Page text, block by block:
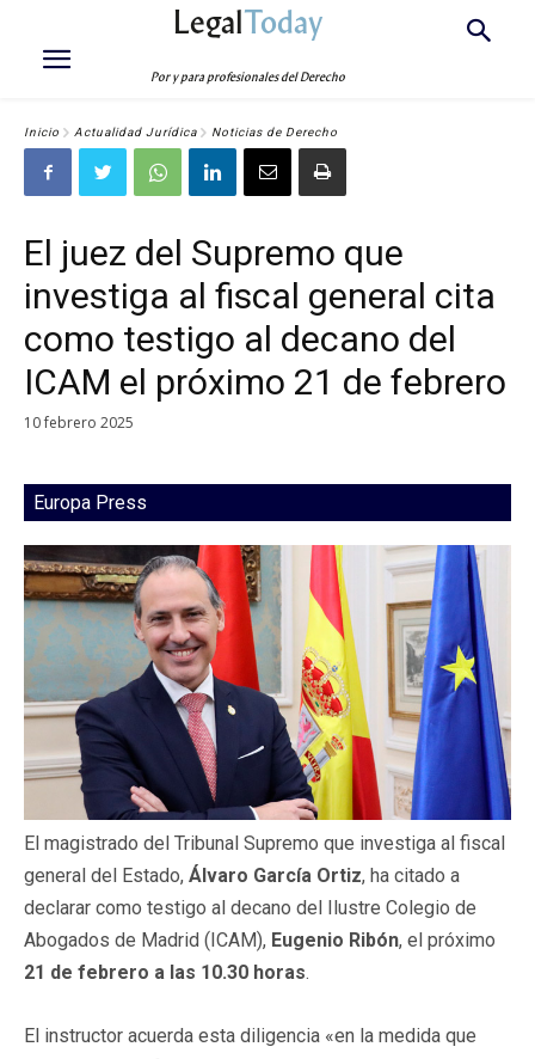
LegalToday
Por y para profesionales del Derecho
Inicio Actualidad Jurídica Noticias de Derecho
El juez del Supremo que
investiga al fiscal general cita
como testigo al decano del
ICAM el próximo 21 de febrero
10 febrero 2025
Europa Press
El magistrado del Tribunal Supremo que investiga al fiscal
general del Estado, Álvaro García Ortiz, ha citado a
declarar como testigo al decano del Ilustre Colegio de
Abogados de Madrid (ICAM), Eugenio Ribón, el próximo
21 de febrero a las 10.30 horas.
El instructor acuerda esta diligencia «en la medida que